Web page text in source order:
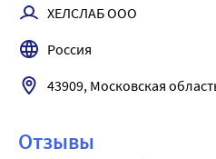
ХЕЛСЛАБ ООО
Россия
43909, Московская
Отзывы